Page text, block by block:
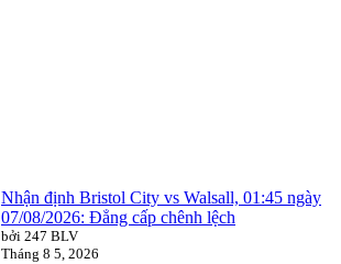
Nhận định Bristol City vs Walsall, 01:45 ngày
07/08/2026: Đẳng cấp chênh lệch
bởi 247 BLV
Tháng 8 5, 2026